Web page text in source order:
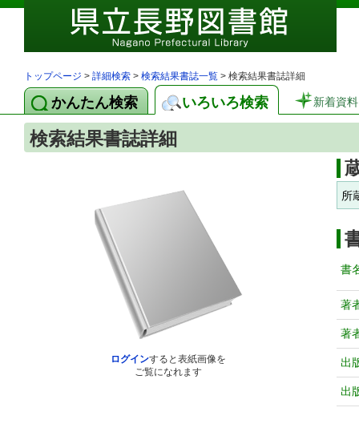
トップページ > 詳細検索 > 検索結果書誌一覧 > 検索結果書誌詳細
かんたん検索 いろいろ検索 新着資料
検索結果書誌詳細
ログインすると表紙画像を
ご覧になれます
所
書
著
著
出
出